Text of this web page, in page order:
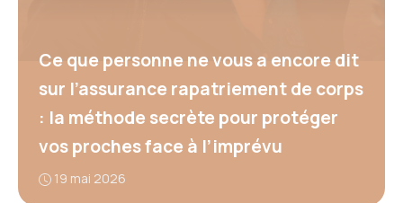
Ce que personne ne vous a encore dit
sur l’assurance rapatriement de corps
: la méthode secrète pour protéger
vos proches face à l’imprévu
19 mai 2026